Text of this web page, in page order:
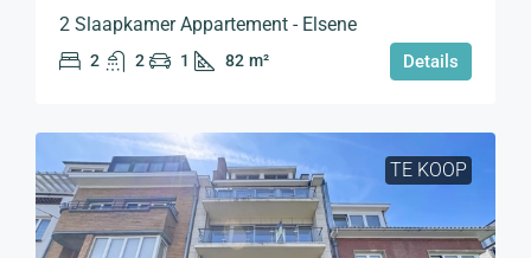
2 Slaapkamer Appartement - Elsene
2 2 1 82 m² Details
TE KOOP